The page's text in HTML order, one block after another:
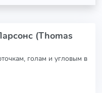
(Thomas
голам и угловым в